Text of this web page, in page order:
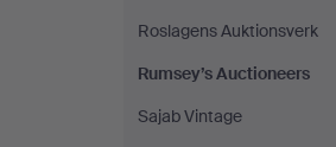
Roslagens Auktionsverk
Rumsey’s Auctioneers
Sajab Vintage